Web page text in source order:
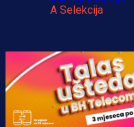
A Selekcija
trijumf
5 h 6 min